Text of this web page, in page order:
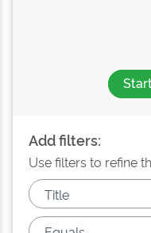
Add filters:
Use filters to refine